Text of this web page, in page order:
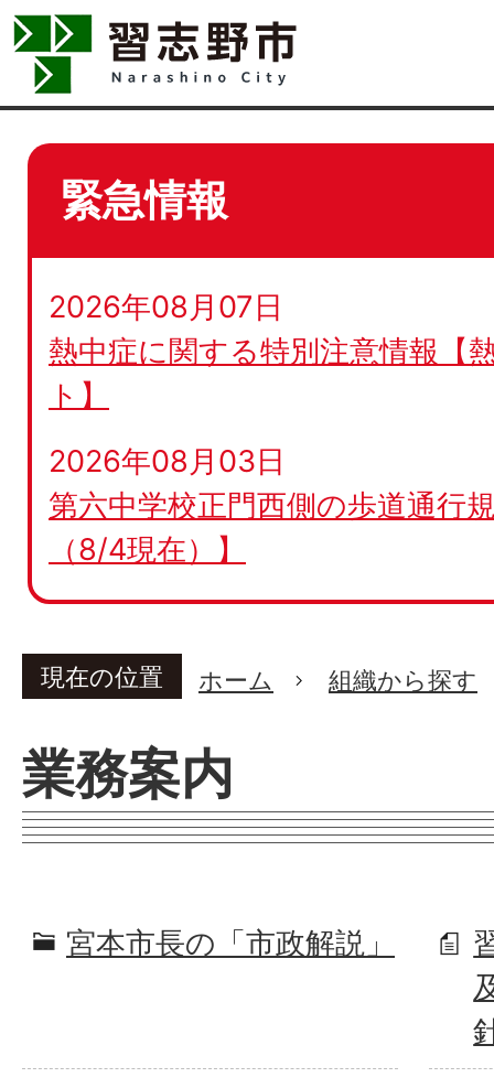
緊急情報
2026年08月07日
熱中症に関する特別注意情報【
ト】
2026年08月03日
第六中学校正門西側の歩道通行
（8/4現在）】
現在の位置 ホーム 組織から探す
業務案内
宮本市長の「市政解説」